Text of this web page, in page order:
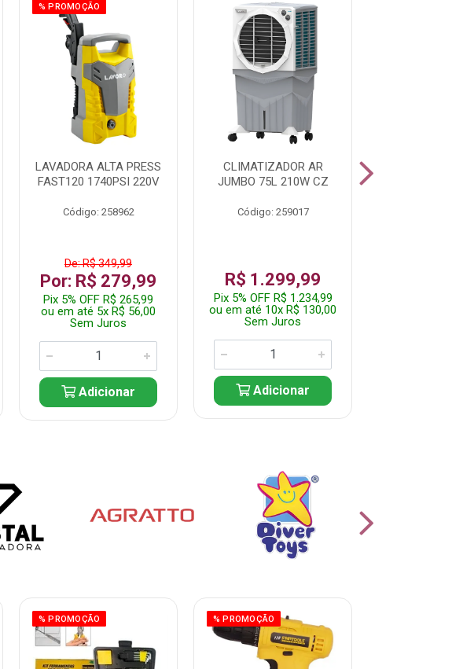
% PROMOÇÃO
LAVADORA ALTA PRESS
FAST120 1740PSI 220V
Código: 258962
De: R$ 349,99
Por: R$ 279,99
Pix 5% OFF R$ 265,99
ou em até 5x R$ 56,00
Sem Juros
Adicionar
CLIMATIZADOR AR
JUMBO 75L 210W CZ
Código: 259017
R$ 1.299,99
Pix 5% OFF R$ 1.234,99
ou em até 10x R$ 130,00
Sem Juros
Adicionar
% PROMOÇÃO % PROMOÇÃO